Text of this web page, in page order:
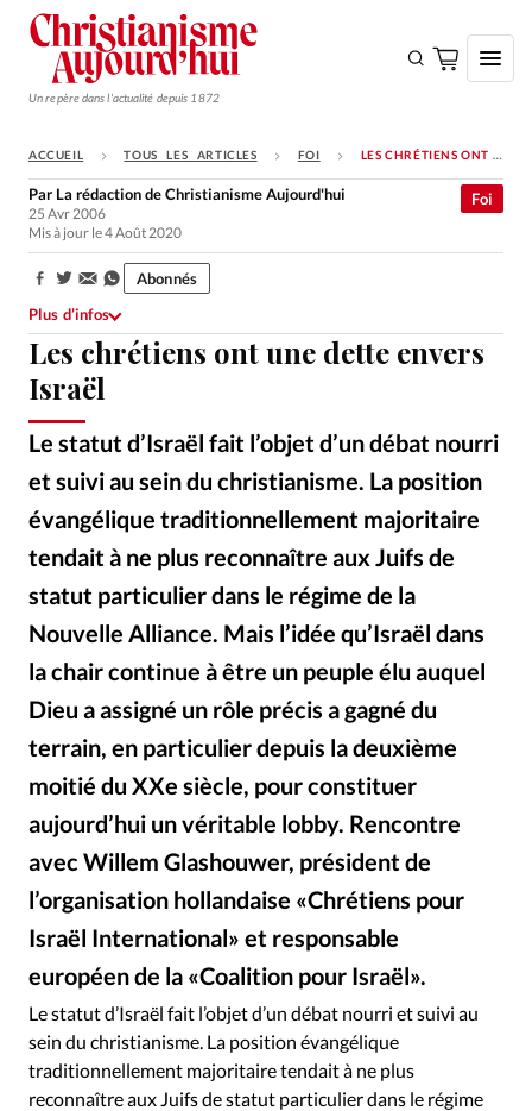
Un repère dans l'actualité depuis 1872
S'ABONNER
Monde
Opinions
Tous les articles
Faire un don
Emploi
Se connecter
Édition: Internationale
CHF
RUBRIQUES
Tous les articles
Actualité chrétienne
Actualité internationale
Chronique
Culture
Dossier
Eglises Foi Génération réveil
Monde
Opinions
Publireportage
Relations Aujourd'hui
Société
Tour du monde des Eglises
Trait d'Ixène
Vécu
Vie Intérieure
ACCUEIL TOUS LES ARTICLES FOI LES CHRÉTIENS ONT UNE DETTE ENVERS ISRAËL
Les chrétiens ont une dette envers
Israël
Le statut d’Israël fait l’objet d’un débat nourri
et suivi au sein du christianisme. La position
évangélique traditionnellement majoritaire
tendait à ne plus reconnaître aux Juifs de
statut particulier dans le régime de la
Nouvelle Alliance. Mais l’idée qu’Israël dans
la chair continue à être un peuple élu auquel
Dieu a assigné un rôle précis a gagné du
terrain, en particulier depuis la deuxième
moitié du XXe siècle, pour constituer
aujourd’hui un véritable lobby. Rencontre
avec Willem Glashouwer, président de
l’organisation hollandaise «Chrétiens pour
Israël International» et responsable
européen de la «Coalition pour Israël».
Foi
Par La rédaction de Christianisme Aujourd'hui
25 Avr 2006
Mis à jour le 4 Août 2020
Partager:
Abonnés
Plus d’infos
©Alliance Presse
Le statut d’Israël fait l’objet d’un débat nourri et suivi au
sein du christianisme. La position évangélique
traditionnellement majoritaire tendait à ne plus
reconnaître aux Juifs de statut particulier dans le régime